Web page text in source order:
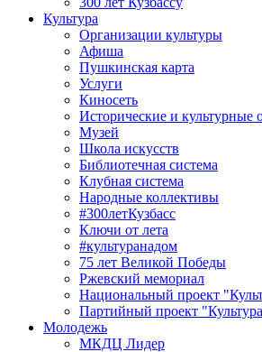
Культура
Организации культуры
Афиша
Пушкинская карта
Услуги
Киносеть
Исторические и культурные
Музей
Школа искусств
Библиотечная система
Клубная система
Народные коллективы
#300летКузбасс
Ключи от лета
#культуранадом
75 лет Великой Победы
Ржевский мемориал
Национальный проект
Партийный проект
Молодежь
МКДЦ Лидер